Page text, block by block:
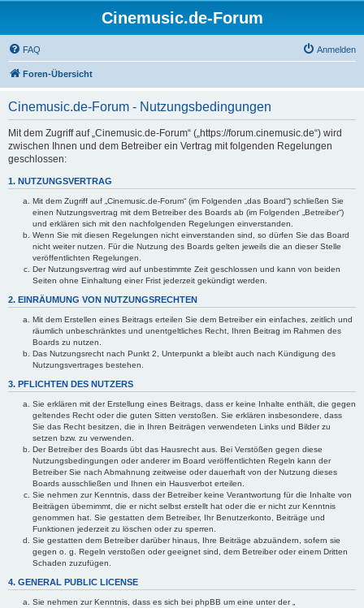
Cinemusic.de-Forum
FAQ Anmelden
Foren-Übersicht
Cinemusic.de-Forum - Nutzungsbedingungen
Mit dem Zugriff auf „Cinemusic.de-Forum“ („https://forum.cinemusic.de“) wird
zwischen Ihnen und dem Betreiber ein Vertrag mit folgenden Regelungen
geschlossen:
1. NUTZUNGSVERTRAG
Mit dem Zugriff auf „Cinemusic.de-Forum“ (im Folgenden „das Board“) schließen Sie
einen Nutzungsvertrag mit dem Betreiber des Boards ab (im Folgenden „Betreiber“)
und erklären sich mit den nachfolgenden Regelungen einverstanden.
Wenn Sie mit diesen Regelungen nicht einverstanden sind, so dürfen Sie das Board
nicht weiter nutzen. Für die Nutzung des Boards gelten jeweils die an dieser Stelle
veröffentlichten Regelungen.
Der Nutzungsvertrag wird auf unbestimmte Zeit geschlossen und kann von beiden
Seiten ohne Einhaltung einer Frist jederzeit gekündigt werden.
2. EINRÄUMUNG VON NUTZUNGSRECHTEN
Mit dem Erstellen eines Beitrags erteilen Sie dem Betreiber ein einfaches, zeitlich und
räumlich unbeschränktes und unentgeltliches Recht, Ihren Beitrag im Rahmen des
Boards zu nutzen.
Das Nutzungsrecht nach Punkt 2, Unterpunkt a bleibt auch nach Kündigung des
Nutzungsvertrages bestehen.
3. PFLICHTEN DES NUTZERS
Sie erklären mit der Erstellung eines Beitrags, dass er keine Inhalte enthält, die gegen
geltendes Recht oder die guten Sitten verstoßen. Sie erklären insbesondere, dass
Sie das Recht besitzen, die in Ihren Beiträgen verwendeten Links und Bilder zu
setzen bzw. zu verwenden.
Der Betreiber des Boards übt das Hausrecht aus. Bei Verstößen gegen diese
Nutzungsbedingungen oder anderer im Board veröffentlichten Regeln kann der
Betreiber Sie nach Abmahnung zeitweise oder dauerhaft von der Nutzung dieses
Boards ausschließen und Ihnen ein Hausverbot erteilen.
Sie nehmen zur Kenntnis, dass der Betreiber keine Verantwortung für die Inhalte von
Beiträgen übernimmt, die er nicht selbst erstellt hat oder die er nicht zur Kenntnis
genommen hat. Sie gestatten dem Betreiber, Ihr Benutzerkonto, Beiträge und
Funktionen jederzeit zu löschen oder zu sperren.
Sie gestatten dem Betreiber darüber hinaus, Ihre Beiträge abzuändern, sofern sie
gegen o. g. Regeln verstoßen oder geeignet sind, dem Betreiber oder einem Dritten
Schaden zuzufügen.
4. GENERAL PUBLIC LICENSE
Sie nehmen zur Kenntnis, dass es sich bei phpBB um eine unter der „